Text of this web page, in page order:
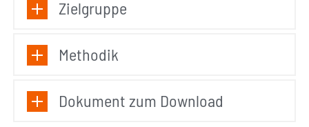
Zielgruppe
Methodik
Dokument zum Download